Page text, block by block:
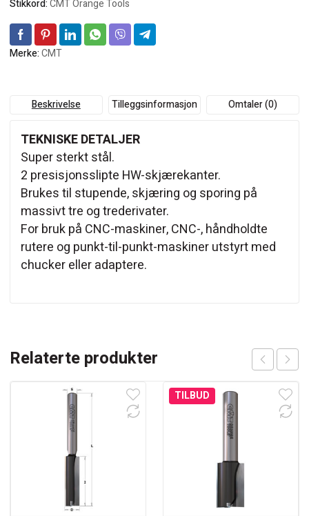
Stikkord:CMT Orange Tools
Merke:CMT
Beskrivelse Tilleggsinformasjon Omtaler (0)
TEKNISKE DETALJER
Super sterkt stål.
2 presisjonsslipte HW-skjærekanter.
Brukes til stupende, skjæring og sporing på
massivt tre og trederivater.
For bruk på CNC-maskiner, CNC-, håndholdte
rutere og punkt-til-punkt-maskiner utstyrt med
chucker eller adaptere.
Relaterte produkter
TILBUD